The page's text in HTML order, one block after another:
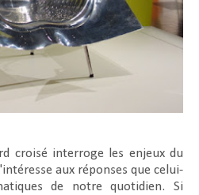
croisé interroge les enjeux du
aux réponses que celui-
de notre quotidien. Si